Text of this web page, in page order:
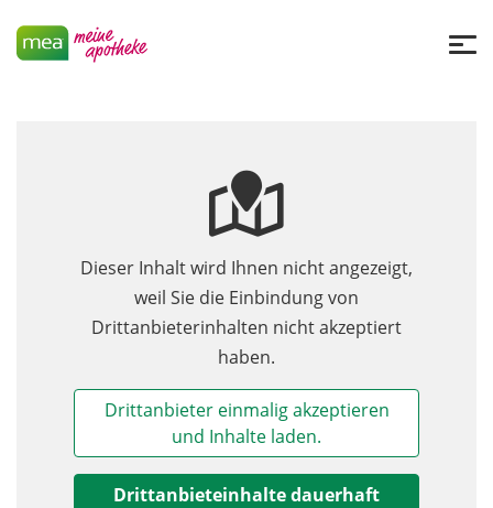
Dieser Inhalt wird Ihnen nicht angezeigt,
weil Sie die Einbindung von
Drittanbieterinhalten nicht akzeptiert
haben.
Drittanbieter einmalig akzeptieren
und Inhalte laden.
Drittanbieteinhalte dauerhaft